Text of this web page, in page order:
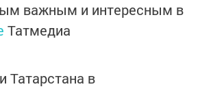
важным и интересным в
Татмедиа
Татарстана в